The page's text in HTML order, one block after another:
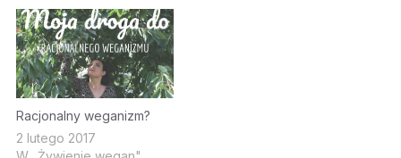
Racjonalny weganizm?
2 lutego 2017